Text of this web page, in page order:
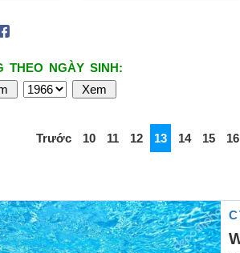
THEO NGÀY SINH:
Trước 10 11 12 13 14 15 16